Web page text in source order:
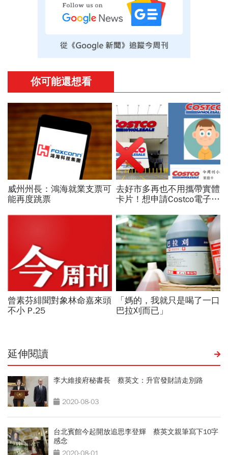
延伸閱讀
李大維接府秘書長 蔡英文：升官發財請走別路
2020-08-03
台北賓館今起開放追思李登輝 蔡英文親筆寫下10字
感念
2020-08-01